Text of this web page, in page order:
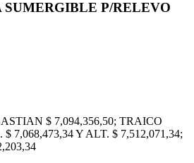
P/RELEVO
$ 7,094,356,50; TRAICO
7,068,473,34 Y ALT. $ 7,512,071,34;